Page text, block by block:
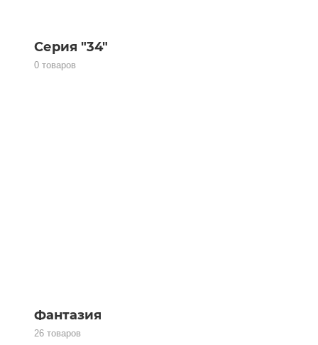
Серия "34"
0 товаров
Фантазия
26 товаров